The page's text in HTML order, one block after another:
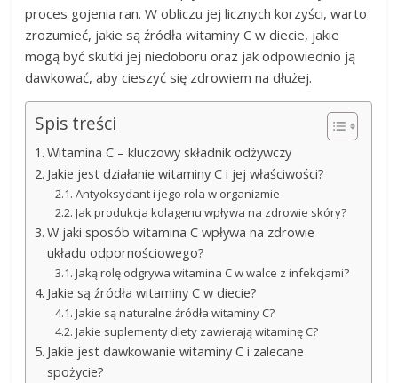
proces gojenia ran. W obliczu jej licznych korzyści, warto
zrozumieć, jakie są źródła witaminy C w diecie, jakie
mogą być skutki jej niedoboru oraz jak odpowiednio ją
dawkować, aby cieszyć się zdrowiem na dłużej.
Spis treści
Witamina C – kluczowy składnik odżywczy
Jakie jest działanie witaminy C i jej właściwości?
Antyoksydant i jego rola w organizmie
Jak produkcja kolagenu wpływa na zdrowie skóry?
W jaki sposób witamina C wpływa na zdrowie
układu odpornościowego?
Jaką rolę odgrywa witamina C w walce z infekcjami?
Jakie są źródła witaminy C w diecie?
Jakie są naturalne źródła witaminy C?
Jakie suplementy diety zawierają witaminę C?
Jakie jest dawkowanie witaminy C i zalecane
spożycie?